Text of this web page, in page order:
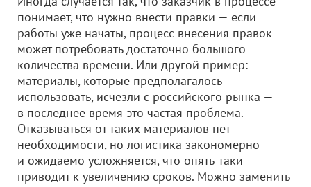
понимает, что нужно внести правки — если
работы уже начаты, процесс внесения правок
может потребовать достаточно большого
количества времени. Или другой пример:
материалы, которые предполагалось
использовать, исчезли с российского рынка —
в последнее время это частая проблема.
Отказываться от таких материалов нет
необходимости, но логистика закономерно
и ожидаемо усложняется, что опять-таки
приводит к увеличению сроков. Можно заменить